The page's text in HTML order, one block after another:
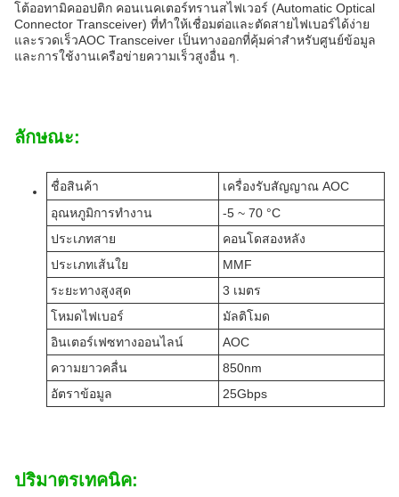
โต้ออทามิคออปติก คอนเนคเตอร์ทรานสไฟเวอร์ (Automatic Optical
Connector Transceiver) ที่ทําให้เชื่อมต่อและตัดสายไฟเบอร์ได้ง่าย
และรวดเร็วAOC Transceiver เป็นทางออกที่คุ้มค่าสําหรับศูนย์ข้อมูล
และการใช้งานเครือข่ายความเร็วสูงอื่น ๆ.
ลักษณะ:
ชื่อสินค้า
เครื่องรับสัญญาณ AOC
อุณหภูมิการทํางาน
-5 ~ 70 °C
ประเภทสาย
คอนโดสองหลัง
ประเภทเส้นใย
MMF
ระยะทางสูงสุด
3 เมตร
โหมดไฟเบอร์
มัลติโมด
อินเตอร์เฟซทางออนไลน์
AOC
ความยาวคลื่น
850nm
อัตราข้อมูล
25Gbps
ปริมาตรเทคนิค: